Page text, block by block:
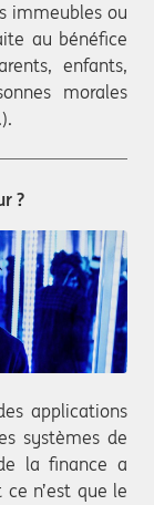
immeubles ou
au bénéfice
enfants,
morales
?
applications
systèmes de
la finance a
n’est que le